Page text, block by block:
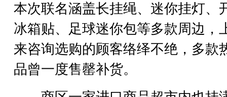
本次联名涵盖长挂绳、迷你挂灯、
冰箱贴、足球迷你包等多款周边，
来咨询选购的顾客络绎不绝，多款
品曾一度售罄补货。